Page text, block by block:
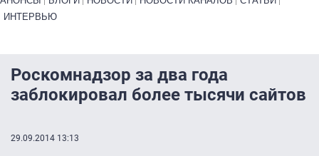
ИНТЕРВЬЮ
Роскомнадзор за два года
заблокировал более тысячи сайтов
29.09.2014 13:13